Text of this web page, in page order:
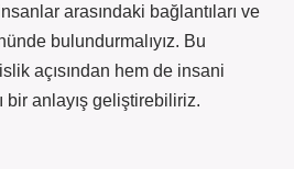
arasındaki bağlantıları ve
bulundurmalıyız. Bu
açısından hem de insani
bir anlayış geliştirebiliriz.